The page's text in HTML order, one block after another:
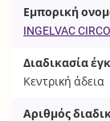
Εμπορική
INGELVAC
Διαδικασία
Κεντρική άδεια
Αριθμός